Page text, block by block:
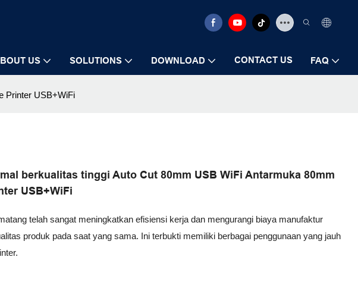
US SOLUTIONS DOWNLOAD CONTACT US FAQ
Printer USB+WiFi
berkualitas tinggi Auto Cut 80mm USB WiFi Antarmuka 80mm
USB+WiFi
telah sangat meningkatkan efisiensi kerja dan mengurangi biaya manufaktur
produk pada saat yang sama. Ini terbukti memiliki berbagai penggunaan yang jauh